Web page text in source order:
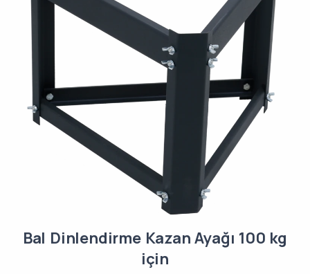
Bal Dinlendirme Kazan Ayağı 100 kg
için